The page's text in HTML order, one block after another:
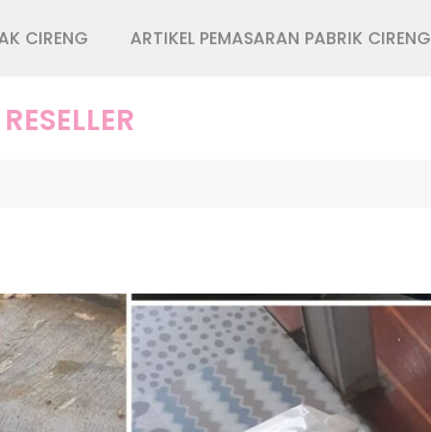
CIRENG ARTIKEL PEMASARAN PABRIK CIRENG